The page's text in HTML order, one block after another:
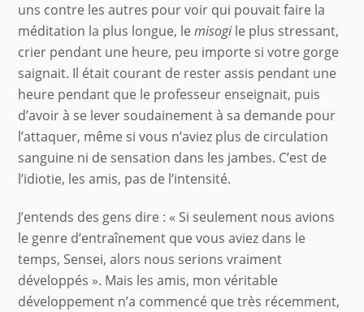
uns contre les autres pour voir qui pouvait faire la
méditation la plus longue, lemisogile plus stressant,
crier pendant une heure, peu importe si votre gorge
saignait. Il était courant de rester assis pendant une
heure pendant que le professeur enseignait, puis
d’avoir à se lever soudainement à sa demande pour
l’attaquer, même si vous n’aviez plus de circulation
sanguine ni de sensation dans les jambes. C’est de
l’idiotie, les amis, pas de l’intensité.
J’entends des gens dire : « Si seulement nous avions
le genre d’entraînement que vous aviez dans le
temps, Sensei, alors nous serions vraiment
développés ». Mais les amis, mon véritable
développement n’a commencé que très récemment,